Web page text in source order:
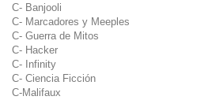
C- Banjooli
C- Marcadores y Meeples
C- Guerra de Mitos
C- Hacker
C- Infinity
C- Ciencia Ficción
C-Malifaux